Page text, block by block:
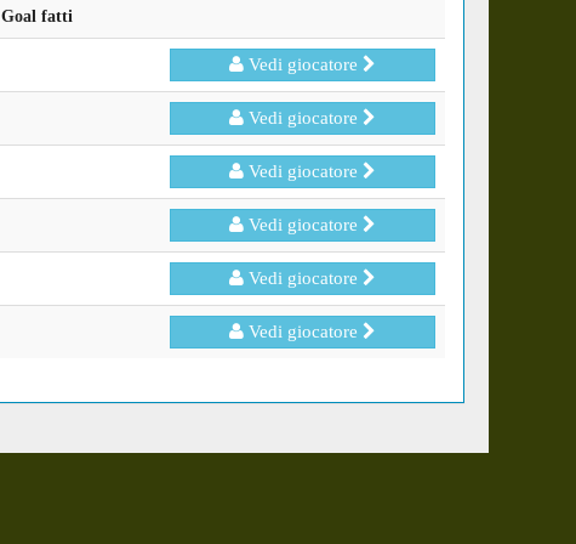
Goal fatti
Vedi giocatore
Vedi giocatore
Vedi giocatore
Vedi giocatore
Vedi giocatore
Vedi giocatore